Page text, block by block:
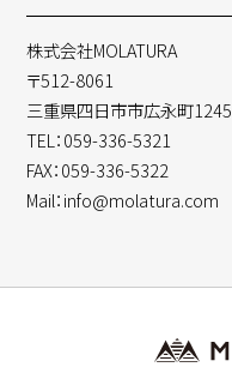
株式会社MOLATURA
〒512-8061
三重県四日市市広永町1245
TEL：059-336-5321
FAX：059-336-5322
Mail：info@molatura.com